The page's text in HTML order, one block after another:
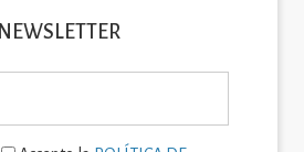
NEWSLETTER